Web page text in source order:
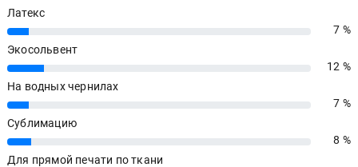
Латекс
7%
7 %
Экосольвент
12%
12 %
На водных чернилах
7%
7 %
Сублимацию
8%
8 %
Для прямой печати по ткани